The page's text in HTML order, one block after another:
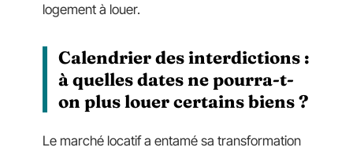
logement à louer.
Calendrier des interdictions :
à quelles dates ne pourra-t-
on plus louer certains biens ?
Le marché locatif a entamé sa transformation